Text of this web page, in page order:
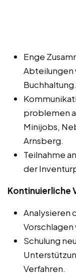
Enge
Abteilungen
Buchhaltung.
problemen
Minijobs,
Arnsberg.
Teilnahme
der
Kontinuierliche
Analysieren
Vorschlagen
Schulung
Verfahren.